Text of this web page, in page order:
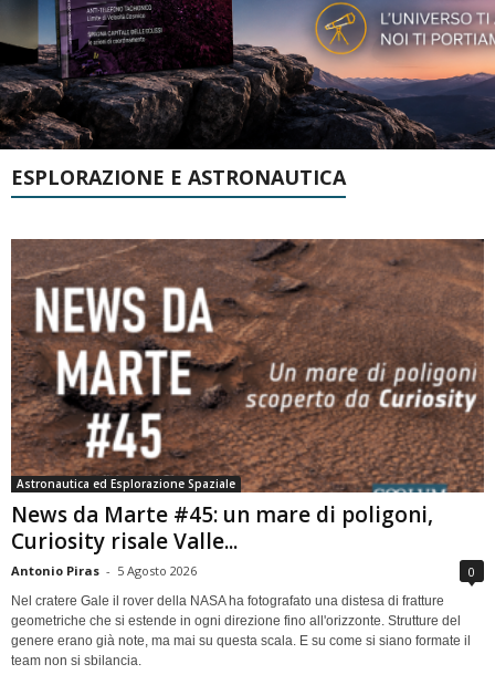
ESPLORAZIONE E ASTRONAUTICA
Astronautica ed Esplorazione Spaziale
News da Marte #45: un mare di poligoni,
Curiosity risale Valle...
Antonio Piras - 5 Agosto 2026 0
Nel cratere Gale il rover della NASA ha fotografato una distesa di fratture
geometriche che si estende in ogni direzione fino all'orizzonte. Strutture del
genere erano già note, ma mai su questa scala. E su come si siano formate il
team non si sbilancia.